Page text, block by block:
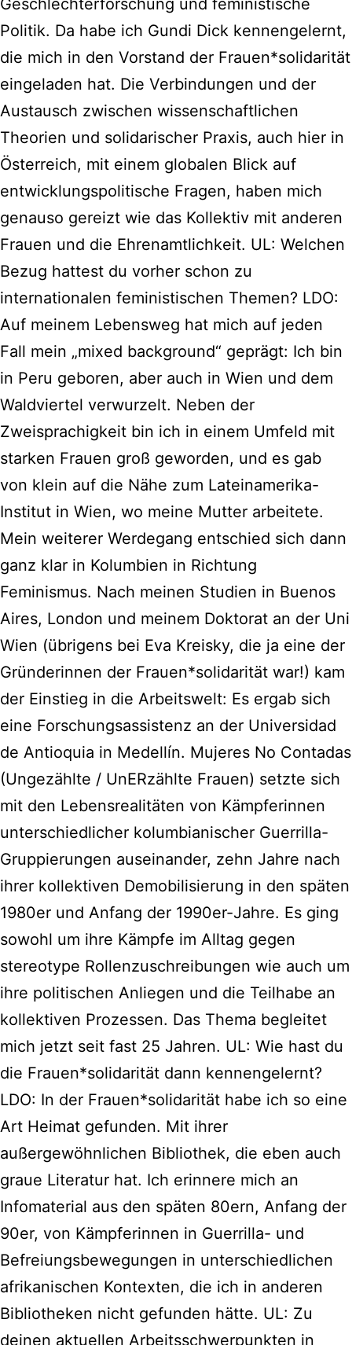
Geschlechterforschung und feministische
Politik. Da habe ich Gundi Dick kennengelernt,
die mich in den Vorstand der Frauen*solidarität
eingeladen hat. Die Verbindungen und der
Austausch zwischen wissenschaftlichen
Theorien und solidarischer Praxis, auch hier in
Österreich, mit einem globalen Blick auf
entwicklungspolitische Fragen, haben mich
genauso gereizt wie das Kollektiv mit anderen
Frauen und die Ehrenamtlichkeit. UL: Welchen
Bezug hattest du vorher schon zu
internationalen feministischen Themen? LDO:
Auf meinem Lebensweg hat mich auf jeden
Fall mein „mixed background“ geprägt: Ich bin
in Peru geboren, aber auch in Wien und dem
Waldviertel verwurzelt. Neben der
Zweisprachigkeit bin ich in einem Umfeld mit
starken Frauen groß geworden, und es gab
von klein auf die Nähe zum Lateinamerika-
Institut in Wien, wo meine Mutter arbeitete.
Mein weiterer Werdegang entschied sich dann
ganz klar in Kolumbien in Richtung
Feminismus. Nach meinen Studien in Buenos
Aires, London und meinem Doktorat an der Uni
Wien (übrigens bei Eva Kreisky, die ja eine der
Gründerinnen der Frauen*solidarität war!) kam
der Einstieg in die Arbeitswelt: Es ergab sich
eine Forschungsassistenz an der Universidad
de Antioquia in Medellín. Mujeres No Contadas
(Ungezählte / UnERzählte Frauen) setzte sich
mit den Lebensrealitäten von Kämpferinnen
unterschiedlicher kolumbianischer Guerrilla-
Gruppierungen auseinander, zehn Jahre nach
ihrer kollektiven Demobilisierung in den späten
1980er und Anfang der 1990er-Jahre. Es ging
sowohl um ihre Kämpfe im Alltag gegen
stereotype Rollenzuschreibungen wie auch um
ihre politischen Anliegen und die Teilhabe an
kollektiven Prozessen. Das Thema begleitet
mich jetzt seit fast 25 Jahren. UL: Wie hast du
die Frauen*solidarität dann kennengelernt?
LDO: In der Frauen*solidarität habe ich so eine
Art Heimat gefunden. Mit ihrer
außergewöhnlichen Bibliothek, die eben auch
graue Literatur hat. Ich erinnere mich an
Infomaterial aus den späten 80ern, Anfang der
90er, von Kämpferinnen in Guerrilla- und
Befreiungsbewegungen in unterschiedlichen
afrikanischen Kontexten, die ich in anderen
Bibliotheken nicht gefunden hätte. UL: Zu
deinen aktuellen Arbeitsschwerpunkten in